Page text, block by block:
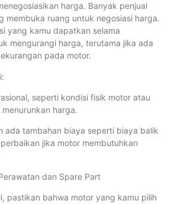
harga. Banyak penjual
membuka ruang untuk negosiasi harga.
yang kamu dapatkan selama
mengurangi harga, terutama jika ada
pada motor.
seperti kondisi fisik motor atau
harga.
ada tambahan biaya seperti biaya balik
jika motor membutuhkan
dan Spare Part
pastikan bahwa motor yang kamu pilih